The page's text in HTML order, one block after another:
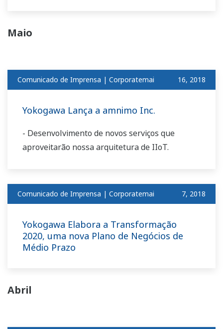
Maio
Comunicado de Imprensa | Corporatemai 16, 2018
Yokogawa Lança a amnimo Inc.
- Desenvolvimento de novos serviços que
aproveitarão nossa arquitetura de IIoT.
Comunicado de Imprensa | Corporatemai 7, 2018
Yokogawa Elabora a Transformação
2020, uma nova Plano de Negócios de
Médio Prazo
Abril